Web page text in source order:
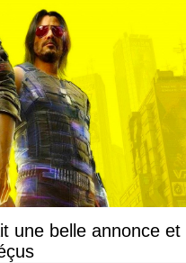
une belle annonce et